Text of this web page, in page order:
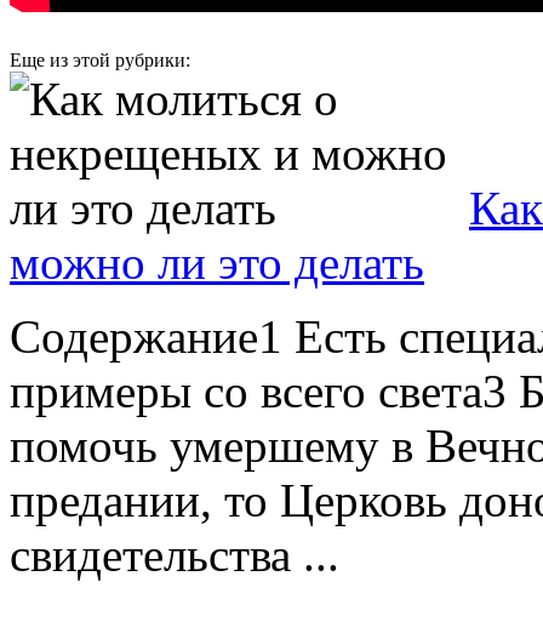
Еще из этой рубрики:
можно ли это делать
Содержание1 Есть
примеры со всего света3
помочь умершему в
предании, то Церковь
свидетельства ...